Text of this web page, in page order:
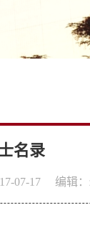
名录
07-17 编辑